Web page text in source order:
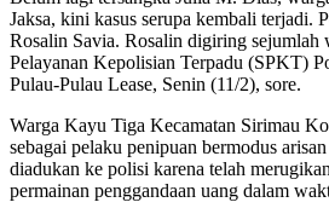
Jaksa, kini kasus serupa kembali terjadi.
Rosalin Savia. Rosalin digiring sejumlah
Pelayanan Kepolisian Terpadu (SPKT)
Pulau-Pulau Lease, Senin (11/2), sore.
Warga Kayu Tiga Kecamatan Sirimau
sebagai pelaku penipuan bermodus
diadukan ke polisi karena telah
permainan penggandaan uang dalam